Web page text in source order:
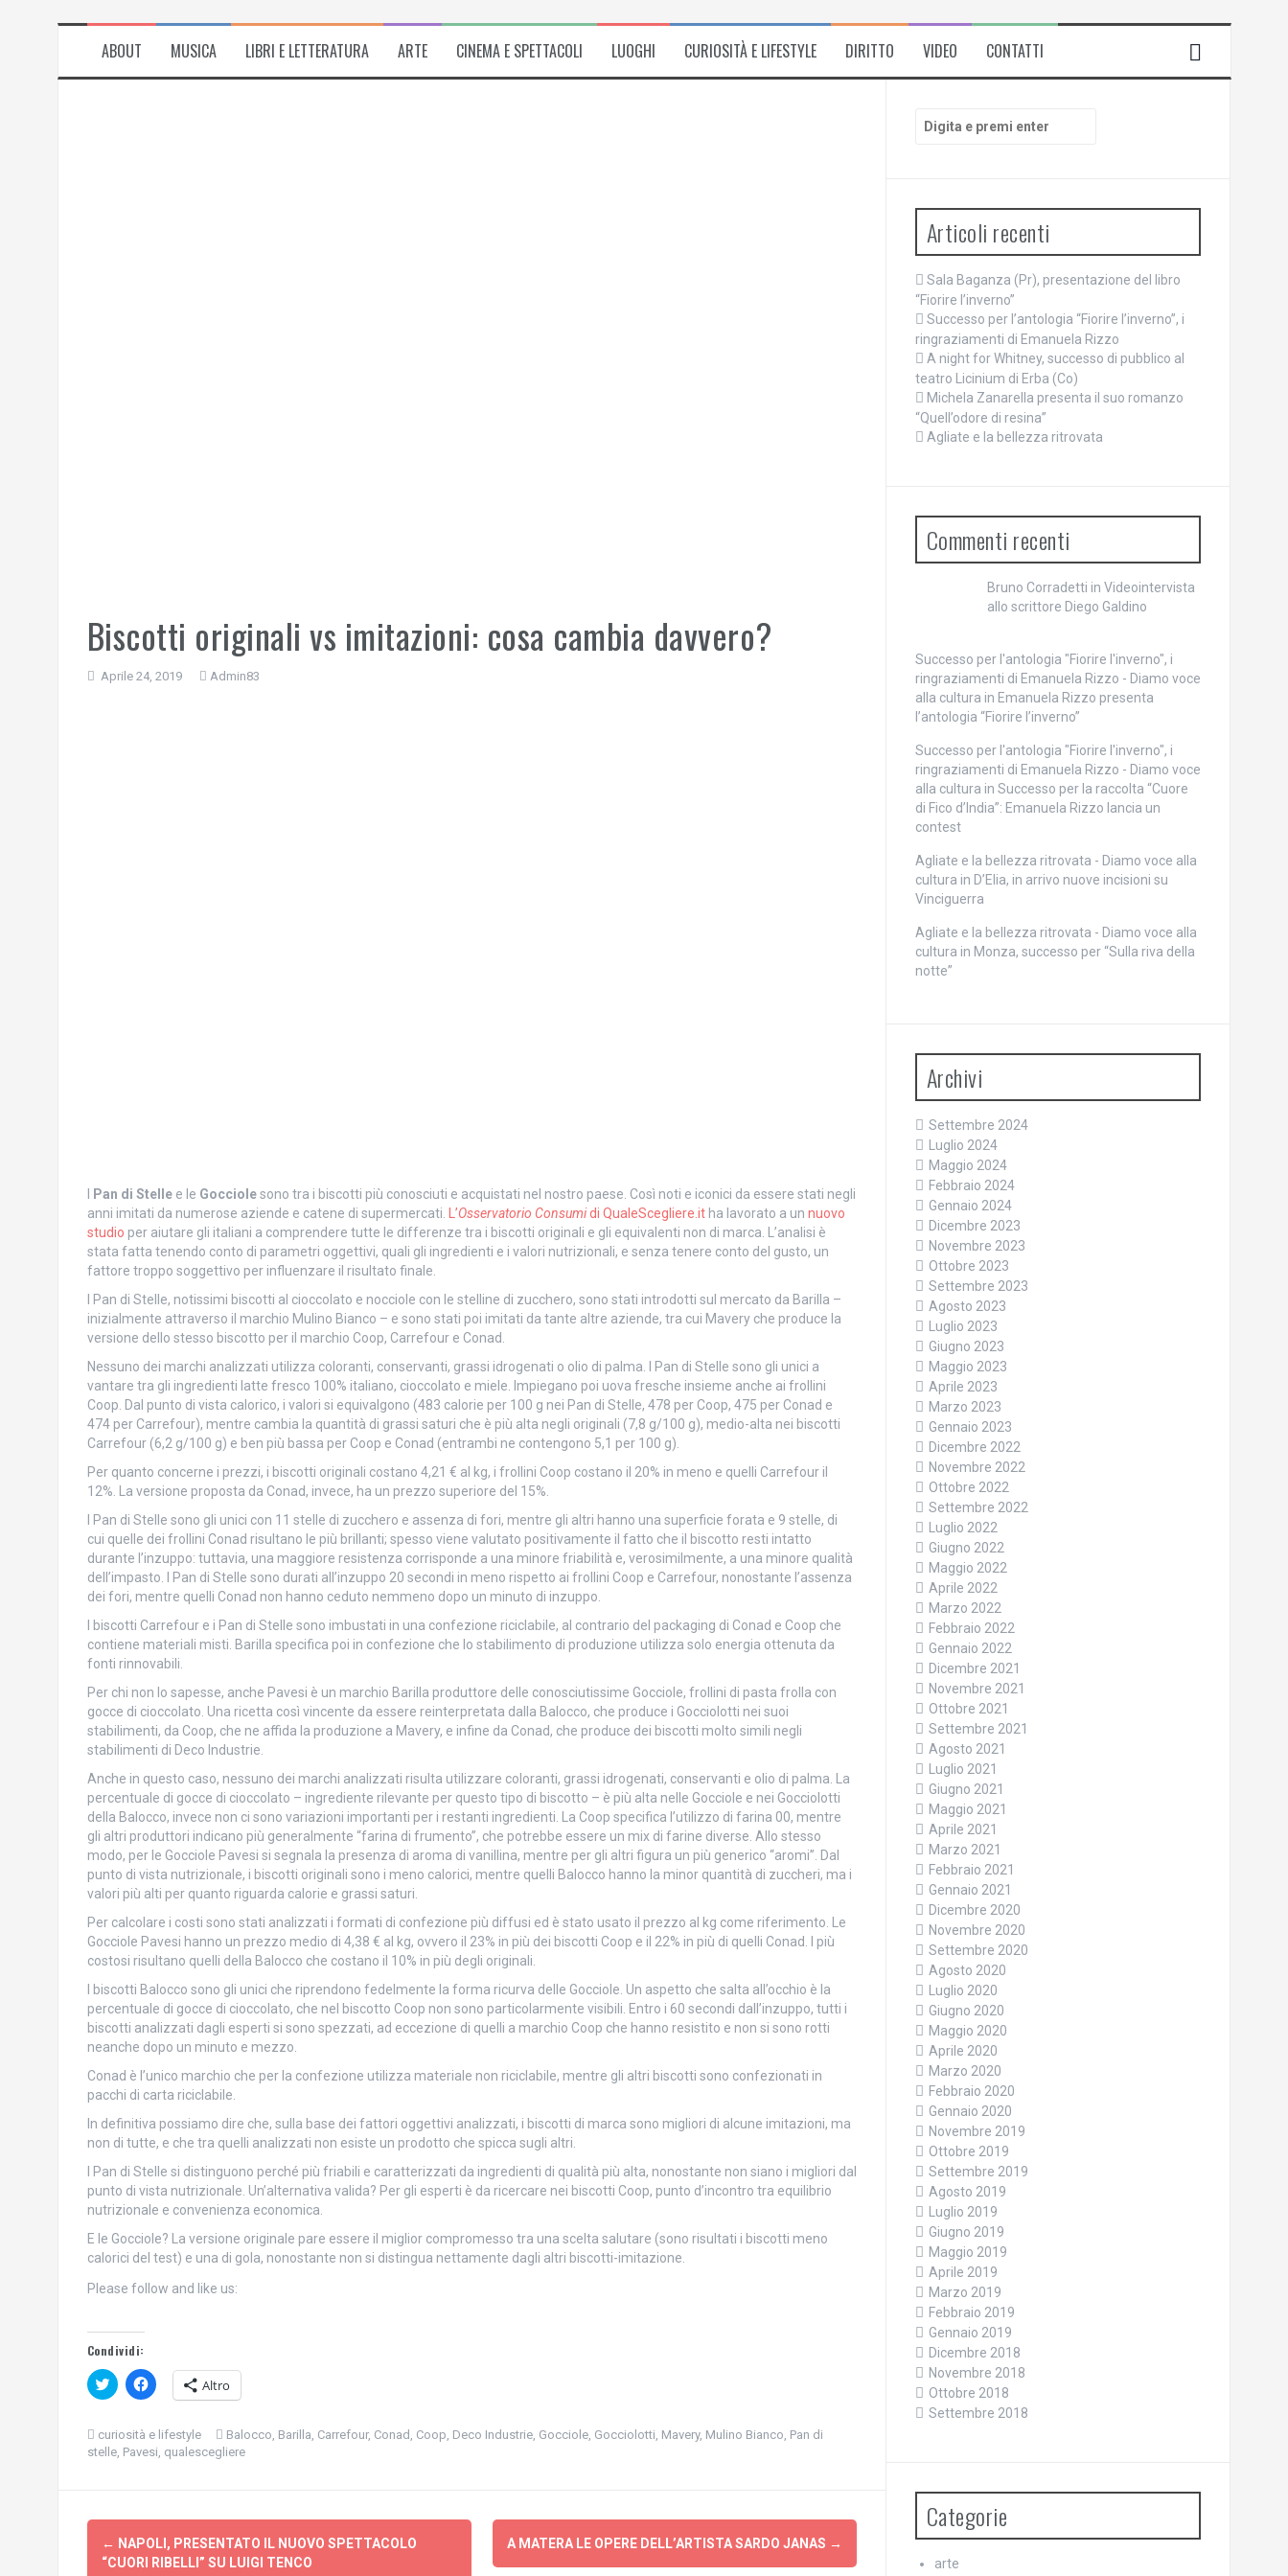
ABOUT MUSICA LIBRI E LETTERATURA ARTE CINEMA E SPETTACOLI LUOGHI CURIOSITÀ E LIFESTYLE DIRITTO VIDEO CONTATTI
Biscotti originali vs imitazioni: cosa cambia davvero?
Aprile 24, 2019 Admin83
Pan di Stellee le Gocciolesono tra i biscotti più conosciuti e acquistati nel nostro paese. Così noti e iconici da essere stati negli
anni imitati da numerose aziende e catene di supermercati.
L’Osservatorio Consumidi QualeScegliere.itha lavorato a un nuovo
studio per aiutare gli italiani a comprendere tutte le differenze tra i biscotti originali e gli equivalenti non di marca. L’analisi è
stata fatta tenendo conto di parametri oggettivi, quali gli ingredienti e i valori nutrizionali, e senza tenere conto del gusto, un
fattore troppo soggettivo per influenzare il risultato finale.
I Pan di Stelle, notissimi biscotti al cioccolato e nocciole con le stelline di zucchero, sono stati introdotti sul mercato da Barilla –
inizialmente attraverso il marchio Mulino Bianco – e sono stati poi imitati da tante altre aziende, tra cui Mavery che produce la
versione dello stesso biscotto per il marchio Coop, Carrefour e Conad.
Nessuno dei marchi analizzati utilizza coloranti, conservanti, grassi idrogenati o olio di palma. I Pan di Stelle sono gli unici a
vantare tra gli ingredienti latte fresco 100% italiano, cioccolato e miele. Impiegano poi uova fresche insieme anche ai frollini
Coop. Dal punto di vista calorico, i valori si equivalgono (483 calorie per 100 g nei Pan di Stelle, 478 per Coop, 475 per Conad e
474 per Carrefour), mentre cambia la quantità di grassi saturi che è più alta negli originali (7,8 g/100 g), medio-alta nei biscotti
Carrefour (6,2 g/100 g) e ben più bassa per Coop e Conad (entrambi ne contengono 5,1 per 100 g).
Per quanto concerne i prezzi, i biscotti originali costano 4,21 € al kg, i frollini Coop costano il 20% in meno e quelli Carrefour il
12%. La versione proposta da Conad, invece, ha un prezzo superiore del 15%.
I Pan di Stelle sono gli unici con 11 stelle di zucchero e assenza di fori, mentre gli altri hanno una superficie forata e 9 stelle, di
cui quelle dei frollini Conad risultano le più brillanti; spesso viene valutato positivamente il fatto che il biscotto resti intatto
durante l’inzuppo: tuttavia, una maggiore resistenza corrisponde a una minore friabilità e, verosimilmente, a una minore qualità
dell’impasto. I Pan di Stelle sono durati all’inzuppo 20 secondi in meno rispetto ai frollini Coop e Carrefour, nonostante l’assenza
dei fori, mentre quelli Conad non hanno ceduto nemmeno dopo un minuto di inzuppo.
I biscotti Carrefour e i Pan di Stelle sono imbustati in una confezione riciclabile, al contrario del packaging di Conad e Coop che
contiene materiali misti. Barilla specifica poi in confezione che lo stabilimento di produzione utilizza solo energia ottenuta da
fonti rinnovabili.
Per chi non lo sapesse, anche Pavesi è un marchio Barilla produttore delle conosciutissime Gocciole, frollini di pasta frolla con
gocce di cioccolato. Una ricetta così vincente da essere reinterpretata dalla Balocco, che produce i Gocciolotti nei suoi
stabilimenti, da Coop, che ne affida la produzione a Mavery, e infine da Conad, che produce dei biscotti molto simili negli
stabilimenti di Deco Industrie.
Anche in questo caso, nessuno dei marchi analizzati risulta utilizzare coloranti, grassi idrogenati, conservanti e olio di palma. La
percentuale di gocce di cioccolato – ingrediente rilevante per questo tipo di biscotto – è più alta nelle Gocciole e nei Gocciolotti
della Balocco, invece non ci sono variazioni importanti per i restanti ingredienti. La Coop specifica l’utilizzo di farina 00, mentre
gli altri produttori indicano più generalmente “farina di frumento”, che potrebbe essere un mix di farine diverse. Allo stesso
modo, per le Gocciole Pavesi si segnala la presenza di aroma di vanillina, mentre per gli altri figura un più generico “aromi”. Dal
punto di vista nutrizionale, i biscotti originali sono i meno calorici, mentre quelli Balocco hanno la minor quantità di zuccheri, ma i
valori più alti per quanto riguarda calorie e grassi saturi.
Per calcolare i costi sono stati analizzati i formati di confezione più diffusi ed è stato usato il prezzo al kg come riferimento. Le
Gocciole Pavesi hanno un prezzo medio di 4,38 € al kg, ovvero il 23% in più dei biscotti Coop e il 22% in più di quelli Conad. I più
costosi risultano quelli della Balocco che costano il 10% in più degli originali.
I biscotti Balocco sono gli unici che riprendono fedelmente la forma ricurva delle Gocciole. Un aspetto che salta all’occhio è la
percentuale di gocce di cioccolato, che nel biscotto Coop non sono particolarmente visibili. Entro i 60 secondi dall’inzuppo, tutti i
biscotti analizzati dagli esperti si sono spezzati, ad eccezione di quelli a marchio Coop che hanno resistito e non si sono rotti
neanche dopo un minuto e mezzo.
Conad è l’unico marchio che per la confezione utilizza materiale non riciclabile, mentre gli altri biscotti sono confezionati in
pacchi di carta riciclabile.
In definitiva possiamo dire che, sulla base dei fattori oggettivi analizzati, i biscotti di marca sono migliori di alcune imitazioni, ma
non di tutte, e che tra quelli analizzati non esiste un prodotto che spicca sugli altri.
I Pan di Stelle si distinguono perché più friabili e caratterizzati da ingredienti di qualità più alta, nonostante non siano i migliori dal
punto di vista nutrizionale. Un’alternativa valida? Per gli esperti è da ricercare nei biscotti Coop, punto d’incontro tra equilibrio
nutrizionale e convenienza economica.
E le Gocciole? La versione originale pare essere il miglior compromesso tra una scelta salutare (sono risultati i biscotti meno
calorici del test) e una di gola, nonostante non si distingua nettamente dagli altri biscotti-imitazione.
Please follow and like us:
Condividi:
F
a
l
i
c
e
c
o
n
F
a
l
i
c
o
d
v
Altro
curiosità e lifestyle Balocco, Barilla, Carrefour, Conad , Coop, Deco Industrie, Gocciole, Gocciolotti, Mavery, Mulino Bianco, Pan di
stelle, Pavesi, qualescegliere
Navigazione
← NAPOLI, PRESENTATO IL NUOVO SPETTACOLO
“CUORI RIBELLI” SU LUIGI TENCO
A MATERA LE OPERE DELL’ARTISTA SARDO JANAS →
Articoli recenti
Sala Baganza (Pr), presentazione del libro
“Fiorire l’inverno”
Successo per l’antologia “Fiorire l’inverno”, i
ringraziamenti di Emanuela Rizzo
A night for Whitney, successo di pubblico al
teatro Licinium di Erba (Co)
Michela Zanarella presenta il suo romanzo
“Quell’odore di resina”
Agliate e la bellezza ritrovata
Commenti recenti
Bruno Corradetti in Videointervista
allo scrittore Diego Galdino
Successo per l'antologia "Fiorire l'inverno", i
ringraziamenti di Emanuela Rizzo - Diamo voce
alla cultura in Emanuela Rizzo presenta
l’antologia “Fiorire l’inverno”
Successo per l'antologia "Fiorire l'inverno", i
ringraziamenti di Emanuela Rizzo - Diamo voce
alla cultura in Successo per la raccolta “Cuore
di Fico d’India”: Emanuela Rizzo lancia un
contest
Agliate e la bellezza ritrovata - Diamo voce alla
cultura in D’Elia, in arrivo nuove incisioni su
Vinciguerra
Agliate e la bellezza ritrovata - Diamo voce alla
cultura in Monza, successo per “Sulla riva della
notte”
Archivi
Settembre 2024
Luglio 2024
Maggio 2024
Febbraio 2024
Gennaio 2024
Dicembre 2023
Novembre 2023
Ottobre 2023
Settembre 2023
Agosto 2023
Luglio 2023
Giugno 2023
Maggio 2023
Aprile 2023
Marzo 2023
Gennaio 2023
Dicembre 2022
Novembre 2022
Ottobre 2022
Settembre 2022
Luglio 2022
Giugno 2022
Maggio 2022
Aprile 2022
Marzo 2022
Febbraio 2022
Gennaio 2022
Dicembre 2021
Novembre 2021
Ottobre 2021
Settembre 2021
Agosto 2021
Luglio 2021
Giugno 2021
Maggio 2021
Aprile 2021
Marzo 2021
Febbraio 2021
Gennaio 2021
Dicembre 2020
Novembre 2020
Settembre 2020
Agosto 2020
Luglio 2020
Giugno 2020
Maggio 2020
Aprile 2020
Marzo 2020
Febbraio 2020
Gennaio 2020
Novembre 2019
Ottobre 2019
Settembre 2019
Agosto 2019
Luglio 2019
Giugno 2019
Maggio 2019
Aprile 2019
Marzo 2019
Febbraio 2019
Gennaio 2019
Dicembre 2018
Novembre 2018
Ottobre 2018
Settembre 2018
Categorie
arte